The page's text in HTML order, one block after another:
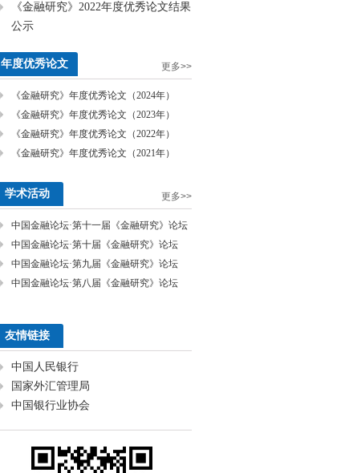
《金融研究》2022年度优秀论文结果
公示
年度优秀论文 更多>>
学术活动 更多>>
友情链接
中国人民银行
国家外汇管理局
中国银行业协会